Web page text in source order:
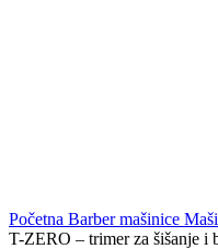
Početna Barber mašinice
T-ZERO – trimer za šišanje i